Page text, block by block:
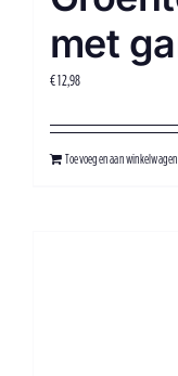
met
€12,98
Toevoegen aan winkelwagen